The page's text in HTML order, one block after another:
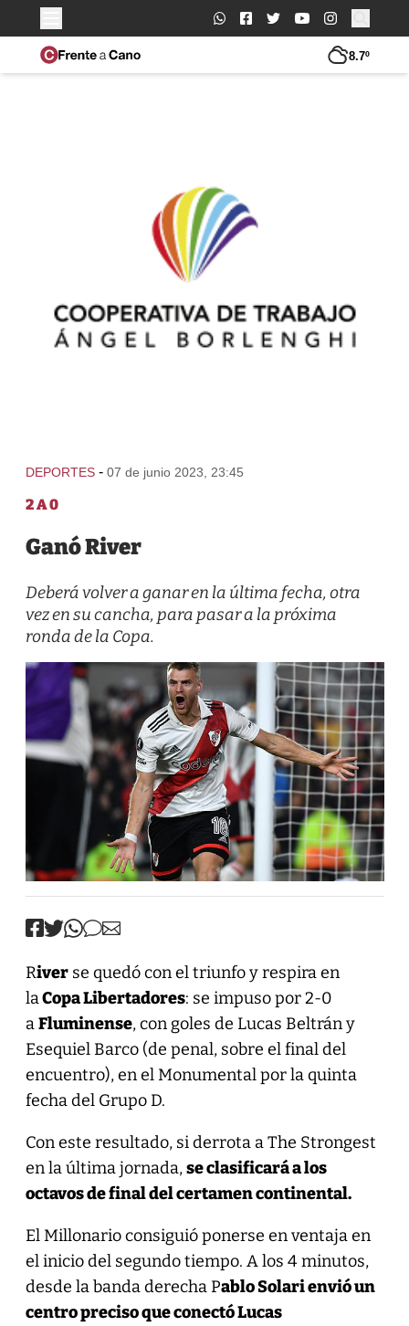
Buscar:
8.7º
DEPORTES - 07 de junio 2023, 23:45
2 A 0
Ganó River
Deberá volver a ganar en la última fecha, otra
vez en su cancha, para pasar a la próxima
ronda de la Copa.
Riverse quedó con el triunfo y respira en
laCopa Libertadores: se impuso por 2-0
aFluminense, con goles de Lucas Beltrán y
Esequiel Barco (de penal, sobre el final del
encuentro), en el Monumental por la quinta
fecha del Grupo D.
Con este resultado, si derrota a The Strongest
en la última jornada,se clasificará a los
octavos de final del certamen continental.
El Millonario consiguió ponerse en ventaja en
el inicio del segundo tiempo. A los 4 minutos,
desde la banda derecha Pablo Solari envió un
centro preciso que conectó Lucas